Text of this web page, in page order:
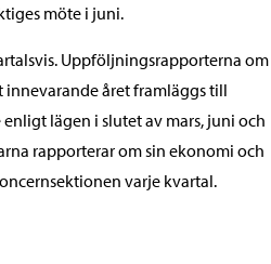
möte i juni.
Uppföljningsrapporterna om
året framläggs till
lägen i slutet av mars, juni och
rapporterar om sin ekonomi och
varje kvartal.